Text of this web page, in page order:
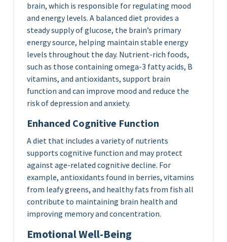
brain, which is responsible for regulating mood
and energy levels. A balanced diet provides a
steady supply of glucose, the brain’s primary
energy source, helping maintain stable energy
levels throughout the day. Nutrient-rich foods,
such as those containing omega-3 fatty acids, B
vitamins, and antioxidants, support brain
function and can improve mood and reduce the
risk of depression and anxiety.
Enhanced Cognitive Function
A diet that includes a variety of nutrients
supports cognitive function and may protect
against age-related cognitive decline. For
example, antioxidants found in berries, vitamins
from leafy greens, and healthy fats from fish all
contribute to maintaining brain health and
improving memory and concentration.
Emotional Well-Being